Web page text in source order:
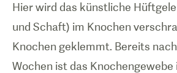
Hier wird das künstliche
und Schaft) im Knochen
Knochen geklemmt. Bereits
Wochen ist das